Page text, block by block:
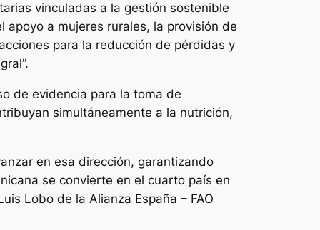
vinculadas a la gestión sostenible
a mujeres rurales, la provisión de
para la reducción de pérdidas y
de evidencia para la toma de
simultáneamente a la nutrición,
en esa dirección, garantizando
se convierte en el cuarto país en
Lobo de la Alianza España – FAO